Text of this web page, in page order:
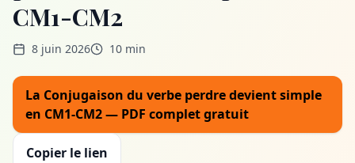
CM1-CM2
8 juin 2026 10 min
La Conjugaison du verbe perdre devient simple
en CM1-CM2 — PDF complet gratuit
Copier le lien